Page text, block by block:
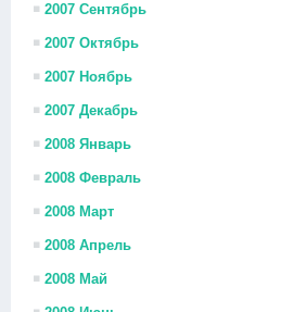
2007 Сентябрь
2007 Октябрь
2007 Ноябрь
2007 Декабрь
2008 Январь
2008 Февраль
2008 Март
2008 Апрель
2008 Май